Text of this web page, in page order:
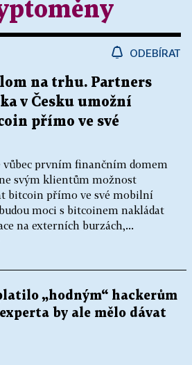
ODEBÍRAT
na trhu. Partners
v Česku umožní
přímo ve své
vůbec prvním finančním domem
svým klientům možnost
bitcoin přímo ve své mobilní
moci s bitcoinem nakládat
na externích burzách,...
„hodným“ hackerům
by ale mělo dávat